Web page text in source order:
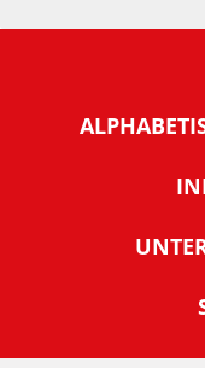
Tipps zur
Banner